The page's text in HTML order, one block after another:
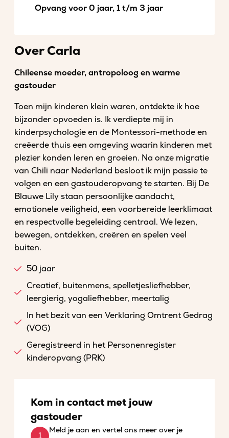
Opvang voor 0 jaar, 1 t/m 3 jaar
Over Carla
Chileense moeder, antropoloog en warme
gastouder
Toen mijn kinderen klein waren, ontdekte ik hoe
bijzonder opvoeden is. Ik verdiepte mij in
kinderpsychologie en de Montessori-methode en
creëerde thuis een omgeving waarin kinderen met
plezier konden leren en groeien. Na onze migratie
van Chili naar Nederland besloot ik mijn passie te
volgen en een gastouderopvang te starten. Bij De
Blauwe Lily staan persoonlijke aandacht,
emotionele veiligheid, een voorbereide leerklimaat
en respectvolle begeleiding centraal. We lezen,
bewegen, ontdekken, creëren en spelen veel
buiten.
50 jaar
Creatief, buitenmens, spelletjesliefhebber,
leergierig, yogaliefhebber, meertalig
In het bezit van een Verklaring Omtrent Gedrag
(VOG)
Geregistreerd in het Personenregister
kinderopvang (PRK)
Kom in contact met jouw
gastouder
Meld je aan en vertel ons meer over je